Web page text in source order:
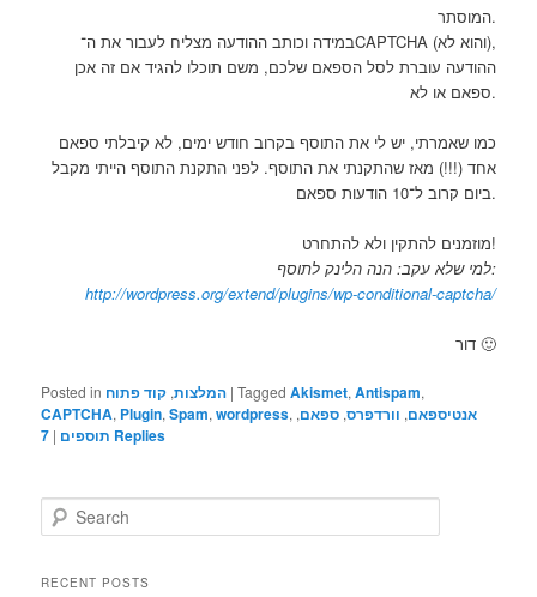
המוסתר.
במידה וכותב ההודעה מצליח לעבור את ה־CAPTCHA (והוא לא),
ההודעה עוברת לסל הספאם שלכם, משם תוכלו להגיד אם זה אכן
ספאם או לא.
כמו שאמרתי, יש לי את התוסף בקרוב חודש ימים, לא קיבלתי ספאם
אחד (!!!) מאז שהתקנתי את התוסף. לפני התקנת התוסף הייתי מקבל
ביום קרוב ל־10 הודעות ספאם.
מוזמנים להתקין ולא להתחרט!
למי שלא עקב: הנה הלינק לתוסף:
http://wordpress.org/extend/plugins/wp-conditional-captcha/
דור 🙂
Posted in המלצות, קוד פתוח |Tagged Akismet,Antispam,
CAPTCHA, Plugin,Spam,wordpress, אנטיספאם, וורדפרס, ספאם,
תוספים |
7 Replies
e
rRECENT POSTS